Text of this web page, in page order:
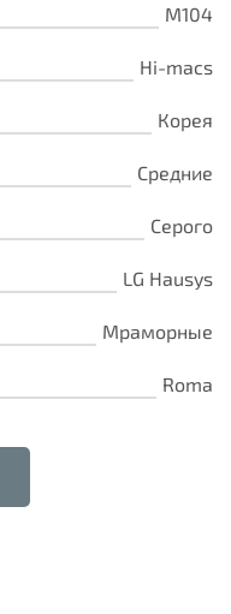
M104
Hi-macs
Корея
Средние
Серого
LG Hausys
Мраморные
Roma